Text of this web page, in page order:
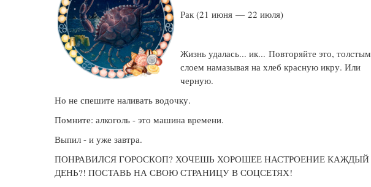
Рак (21 июня — 22 июля)
Жизнь удалась... ик... Повторяйте это, толстым
слоем намазывая на хлеб красную икру. Или
черную.
Но не спешите наливать водочку.
Помните: алкоголь - это машина времени.
Выпил - и уже завтра.
ПОНРАВИЛСЯ ГОРОСКОП? ХОЧЕШЬ ХОРОШЕЕ НАСТРОЕНИЕ КАЖДЫЙ
ДЕНЬ?! ПОСТАВЬ НА СВОЮ СТРАНИЦУ В СОЦСЕТЯХ!